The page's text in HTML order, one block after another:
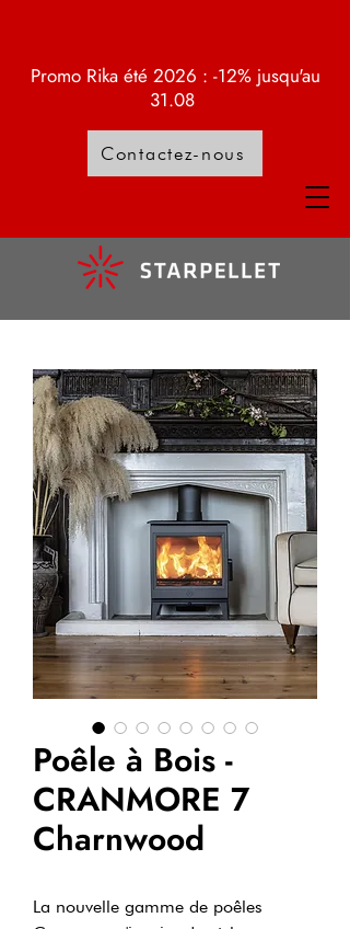
Promo Rika été 2026 : -12% jusqu'au
31.08
Contactez-nous
Poêle à Bois -
CRANMORE 7
Charnwood
La nouvelle gamme de poêles